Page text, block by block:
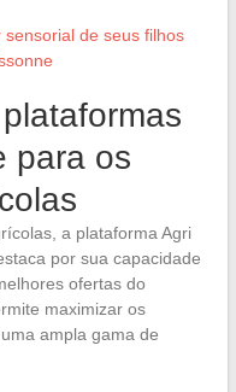
de seus filhos
para os
a plataforma Agri
por sua capacidade
ofertas do
maximizar os
ampla gama de